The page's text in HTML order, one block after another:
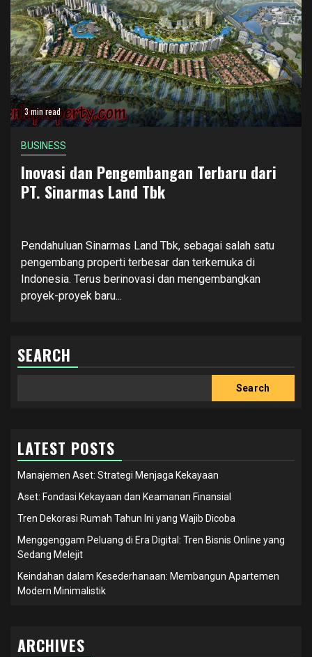
3 min read
BUSINESS
Inovasi dan Pengembangan Terbaru dari
PT. Sinarmas Land Tbk
Pendahuluan Sinarmas Land Tbk, sebagai salah satu
pengembang properti terbesar dan terkemuka di
Indonesia. Terus berinovasi dan mengembangkan
proyek-proyek baru...
SEARCH
Search
LATEST POSTS
Manajemen Aset: Strategi Menjaga Kekayaan
Aset: Fondasi Kekayaan dan Keamanan Finansial
Tren Dekorasi Rumah Tahun Ini yang Wajib Dicoba
Menggenggam Peluang di Era Digital: Tren Bisnis Online yang
Sedang Melejit
Keindahan dalam Kesederhanaan: Membangun Apartemen
Modern Minimalistik
ARCHIVES